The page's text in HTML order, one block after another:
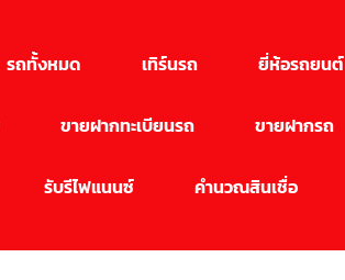
รถทั้งหมด เทิร์นรถ ยี่ห้อรถยนต์
ขายฝากทะเบียนรถ ขายฝากรถ
รับรีไฟแนนซ์ คำนวณสินเชื่อ